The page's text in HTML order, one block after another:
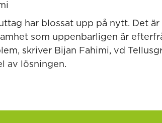
har blossat upp på nytt. Det
som uppenbarligen är
skriver Bijan Fahimi, vd
av lösningen.